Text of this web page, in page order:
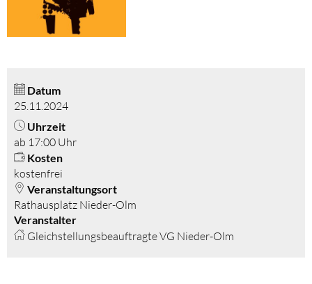
Datum
25.11.2024
Uhrzeit
ab 17:00 Uhr
Kosten
kostenfrei
Veranstaltungsort
Rathausplatz Nieder-Olm
Veranstalter
Gleichstellungsbeauftragte VG Nieder-Olm